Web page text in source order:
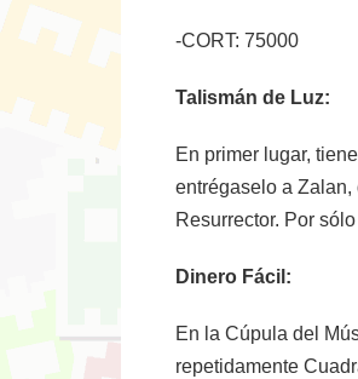
-CORT: 75000
Talismán de Luz:
En primer lugar,
entrégaselo a
Resurrector. Por
Dinero Fácil:
En la Cúpula del
repetidamente